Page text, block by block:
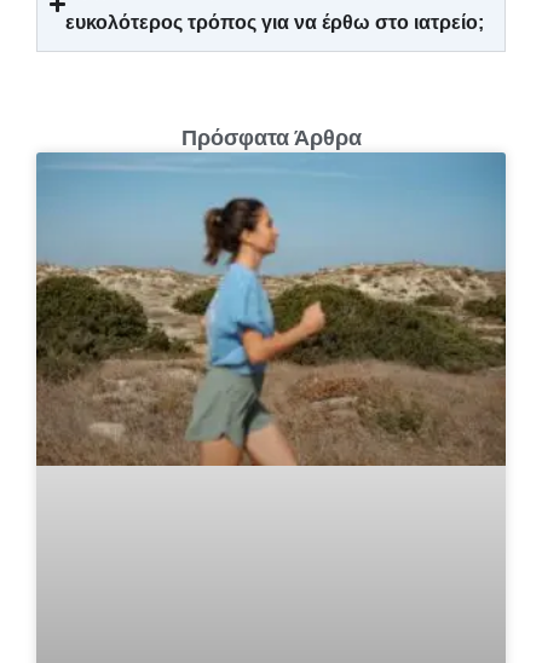
ευκολότερος τρόπος για να έρθω στο ιατρείο;
Πρόσφατα Άρθρα